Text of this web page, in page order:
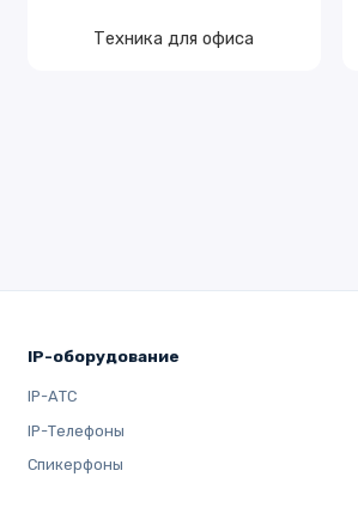
Техника для офиса
IP-оборудование
IP-АТС
IP-Телефоны
Спикерфоны